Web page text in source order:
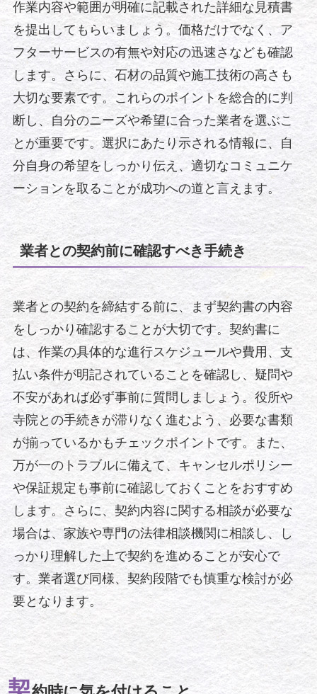
作業内容や範囲が明確に記載された詳細な見積書
を提出してもらいましょう。価格だけでなく、ア
フターサービスの有無や対応の迅速さなども確認
します。さらに、石材の品質や施工技術の高さも
大切な要素です。これらのポイントを総合的に判
断し、自分のニーズや希望に合った業者を選ぶこ
とが重要です。選択にあたり示される情報に、自
分自身の希望をしっかり伝え、適切なコミュニケ
ーションを取ることが成功への道と言えます。
業者との契約前に確認すべき手続き
業者との契約を締結する前に、まず契約書の内容
をしっかり確認することが大切です。契約書に
は、作業の具体的な進行スケジュールや費用、支
払い条件が明記されていることを確認し、疑問や
不安があれば必ず事前に質問しましょう。役所や
寺院との手続きが滞りなく進むよう、必要な書類
が揃っているかもチェックポイントです。また、
万が一のトラブルに備えて、キャンセルポリシー
や保証規定も事前に確認しておくことをおすすめ
します。さらに、契約内容に関する相談が必要な
場合は、家族や専門の法律相談機関に相談し、し
っかり理解した上で契約を進めることが安心で
す。業者選び同様、契約段階でも慎重な検討が必
要となります。